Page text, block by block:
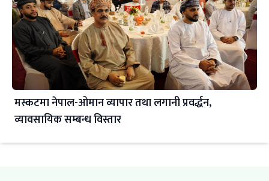
मस्कटमा नेपाल-ओमान व्यापार तथा लगानी प्रवर्द्धन,
व्यावसायिक सम्बन्ध विस्तार